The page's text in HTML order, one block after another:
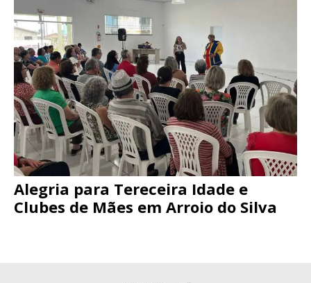
Alegria para Tereceira Idade e
Clubes de Mães em Arroio do Silva